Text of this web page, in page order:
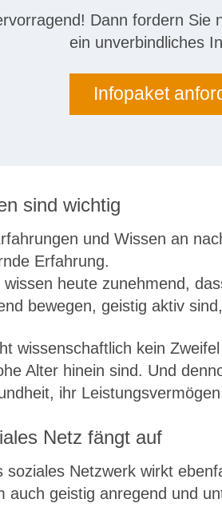
Dann fordern Sie
ein unverbindliches
Infopaket
sind wichtig
und Wissen an
Erfahrung.
wissen heute zunehmend,
bewegen, geistig aktiv
wissenschaftlich kein
Alter hinein sind. Und
ihr
Netz fängt auf
soziales Netzwerk wirkt
auch geistig anregend und